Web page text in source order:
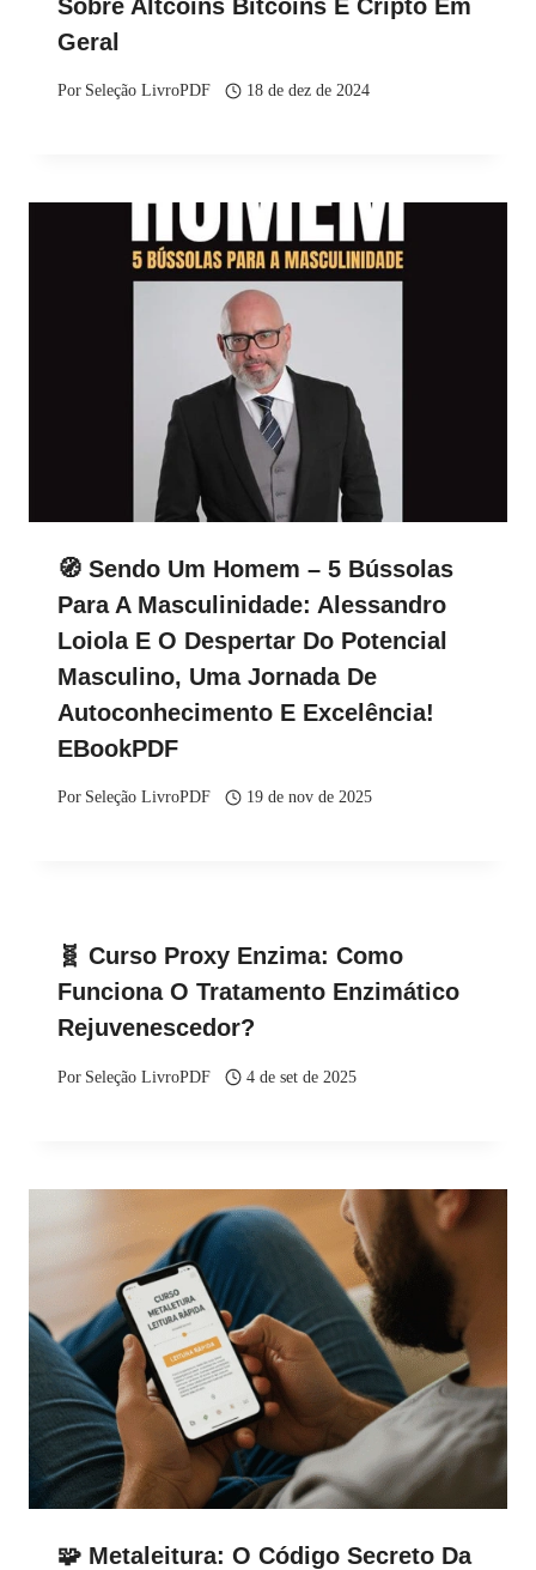
Sobre Altcoins Bitcoins E Cripto Em
Geral
Por Seleção LivroPDF 18 de dez de 2024
🧭 Sendo Um Homem – 5 Bússolas
Para A Masculinidade: Alessandro
Loiola E O Despertar Do Potencial
Masculino, Uma Jornada De
Autoconhecimento E Excelência!
EBookPDF
Por Seleção LivroPDF 19 de nov de 2025
🧬 Curso Proxy Enzima: Como
Funciona O Tratamento Enzimático
Rejuvenescedor?
Por Seleção LivroPDF 4 de set de 2025
🧩 Metaleitura: O Código Secreto Da